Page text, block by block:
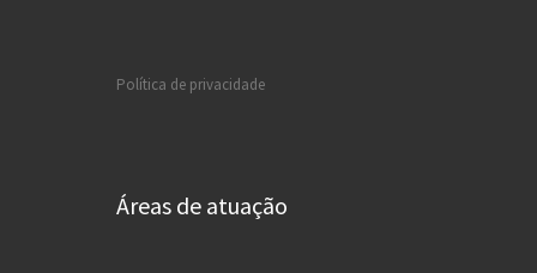
Política de privacidade
Áreas de atuação